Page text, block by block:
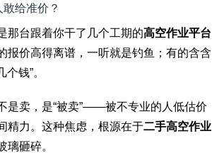
给准价？
台跟着你干了几个工期的高空作业平台
报价高得离谱，一听就是钓鱼；有的含含
钱”。
是卖，是“被卖”——被不专业的人低估价
精力。这种焦虑，根源在于二手高空作业
璃砸碎。